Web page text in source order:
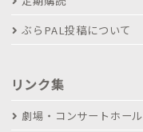
ぶらPAL投稿について
リンク集
劇場・コンサートホール